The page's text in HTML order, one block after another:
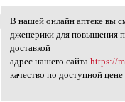
В нашей онлайн
В нашей онлайн аптеке вы
дженерики для повышения
доставкой
адрес нашего сайта https://
качество по доступной цене